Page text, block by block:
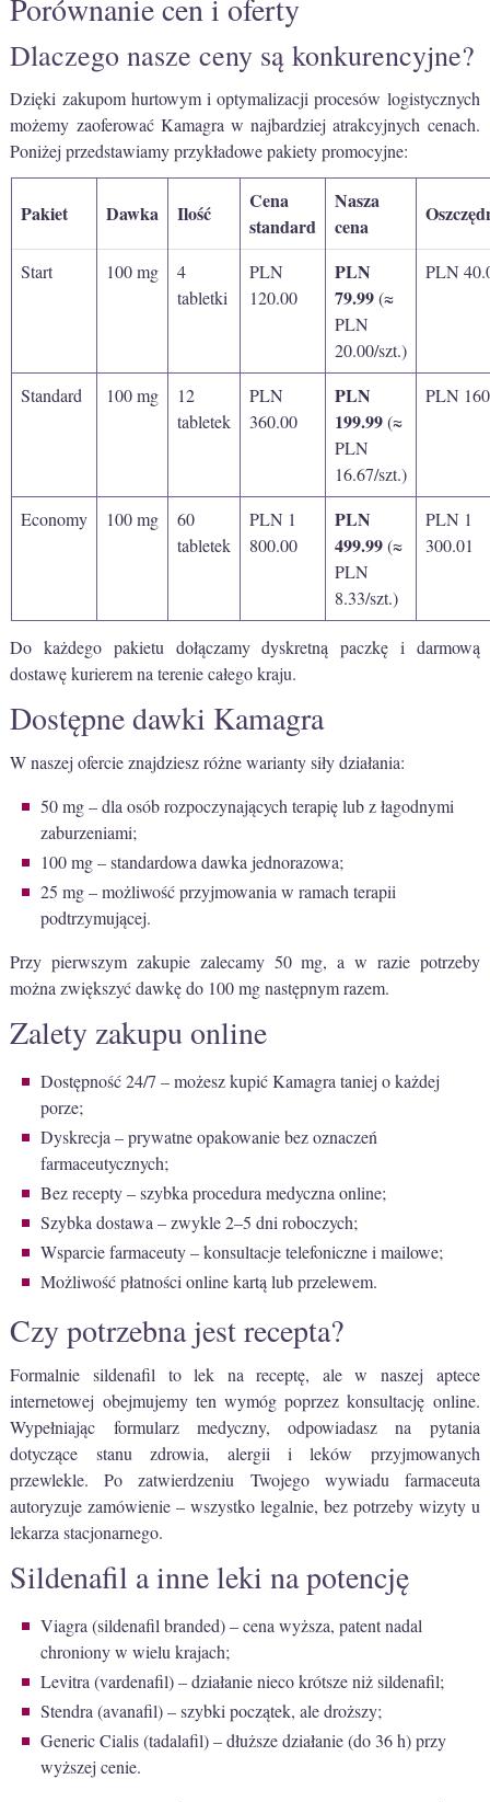
Dlaczego nasze ceny są konkurencyjne?
Dzięki zakupom hurtowym i optymalizacji procesów logistycznych
możemy zaoferować Kamagra w najbardziej atrakcyjnych cenach.
Poniżej przedstawiamy przykładowe pakiety promocyjne:
Pakiet Dawka Ilość
Cena
standard
Nasza
cena
Start 100 mg
4
tabletki
PLN
120.00
PLN
79.99(≈
PLN
20.00/szt.)
PLN
Standard 100 mg
12
tabletek
PLN
360.00
PLN
199.99(≈
PLN
16.67/szt.)
PLN
Economy 100 mg
60
tabletek
PLN 1
800.00
PLN
499.99(≈
PLN
8.33/szt.)
PLN 1
300.01
Do każdego pakietu dołączamy dyskretną paczkę i darmową
dostawę kurierem na terenie całego kraju.
Dostępne dawki Kamagra
W naszej ofercie znajdziesz różne warianty siły działania:
50 mg – dla osób rozpoczynających terapię lub z łagodnymi
zaburzeniami;
100 mg – standardowa dawka jednorazowa;
25 mg – możliwość przyjmowania w ramach terapii
podtrzymującej.
Przy pierwszym zakupie zalecamy 50 mg, a w razie potrzeby
można zwiększyć dawkę do 100 mg następnym razem.
Zalety zakupu online
Dostępność 24/7 – możesz kupić Kamagra taniej o każdej
porze;
Dyskrecja – prywatne opakowanie bez oznaczeń
farmaceutycznych;
Bez recepty – szybka procedura medyczna online;
Szybka dostawa – zwykle 2–5 dni roboczych;
Wsparcie farmaceuty – konsultacje telefoniczne i mailowe;
Możliwość płatności online kartą lub przelewem.
Czy potrzebna jest recepta?
Formalnie sildenafil to lek na receptę, ale w naszej aptece
internetowej obejmujemy ten wymóg poprzez konsultację online.
Wypełniając formularz medyczny, odpowiadasz na pytania
dotyczące stanu zdrowia, alergii i leków przyjmowanych
przewlekle. Po zatwierdzeniu Twojego wywiadu farmaceuta
autoryzuje zamówienie – wszystko legalnie, bez potrzeby wizyty u
lekarza stacjonarnego.
Sildenafil a inne leki na potencję
Viagra (sildenafil branded) – cena wyższa, patent nadal
chroniony w wielu krajach;
Levitra (vardenafil) – działanie nieco krótsze niż sildenafil;
Stendra (avanafil) – szybki początek, ale droższy;
Generic Cialis (tadalafil) – dłuższe działanie (do 36 h) przy
wyższej cenie.